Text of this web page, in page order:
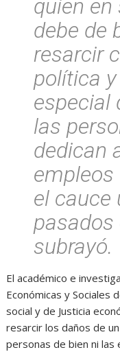
quien
debe de
resarcir
política
especial
las
dedican
el cauce
pasados
subrayó.
El académico e
Económicas y Sociales
social y de Justicia
resarcir los daños de
personas de bien ni las